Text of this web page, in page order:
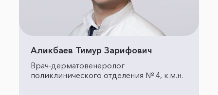
Аликбаев Тимур Зарифович
Врач-дерматовенеролог
поликлинического отделения № 4, к.м.н.